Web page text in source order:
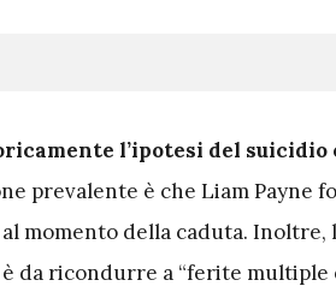
l’ipotesi del suicidio
prevalente è che Liam Payne
momento della caduta. Inoltre,
da ricondurre a “ferite multiple